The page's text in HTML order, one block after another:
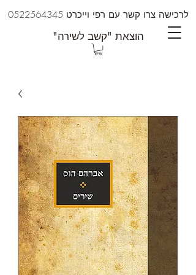
"הוצאת "קשב לשירה
לרכישה צרו קשר עם רפי וייכרט 0522564345